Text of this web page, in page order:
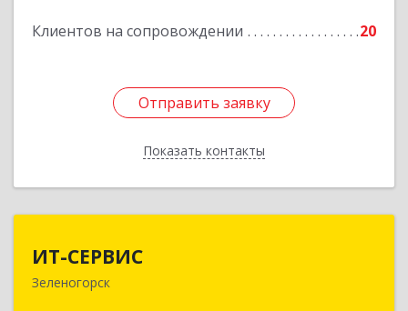
Клиентов на сопровождении 20
Отправить заявку
Показать контакты
Подробнее
Отправить заявку
Назад
ИТ-СЕРВИС
Зеленогорск663690, Красноярский край, Зеленогорск г,